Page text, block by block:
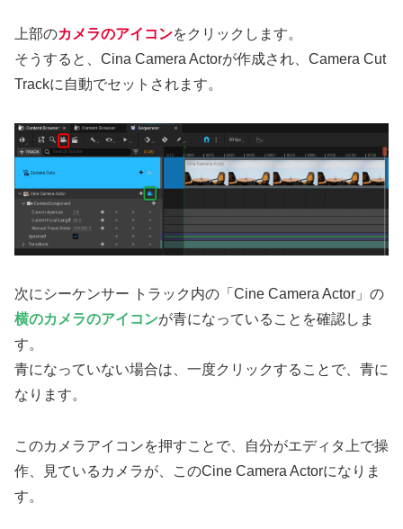
上部のカメラのアイコンをクリックします。
そうすると、Cina Camera Actorが作成され、Camera Cut
Trackに自動でセットされます。
次にシーケンサー トラック内の「Cine Camera Actor」の
横のカメラのアイコンが青になっていることを確認しま
す。
青になっていない場合は、一度クリックすることで、青に
なります。
このカメラアイコンを押すことで、自分がエディタ上で操
作、見ているカメラが、このCine Camera Actorになりま
す。